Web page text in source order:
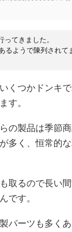
ってきました。
るようで陳列されて
くつかドンキ
す。
の製品は季節
多く、恒常的
取るので長い
です。
パーツも多く